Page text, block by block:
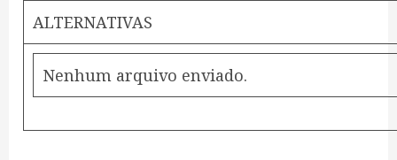
ALTERNATIVAS
Nenhum arquivo enviado.